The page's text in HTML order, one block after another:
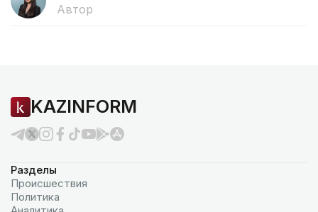
Автор
KAZINFORM
Разделы
Происшествия
Политика